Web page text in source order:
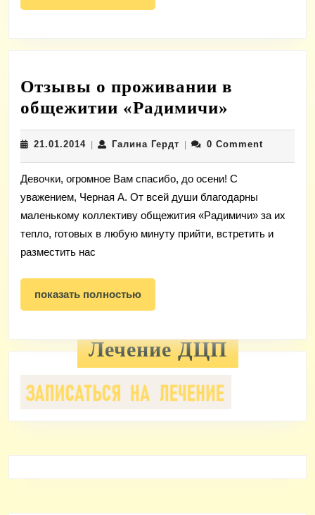
полностью
Отзывы о проживании в
общежитии «Радимичи»
о
в
21.01.201421.01.2014
| Галина ГердтГалина
| 0 Comment
Девочки, огромное Вам спасибо, до осени! С
уважением, Черная А. От всей души благодарны
маленькому коллективу общежития «Радимичи» за их
тепло, готовых в любую минуту прийти, встретить и
разместить нас
показать полностьюпоказать
полностью
Лечение ДЦП